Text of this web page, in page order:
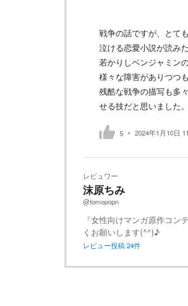
戦争の話ですが、とて
泣ける恋愛小説が読み
若かりしベンジャミン
様々な障害がありつつ
残酷な戦争の描写も多
せる技だと思いました。
5 2024年1月10日
レビュワー
沫原ちみ
@tomopopn
『女性向けマンガ原作コン
くお願いします(^^)♪
レビュー投稿24件